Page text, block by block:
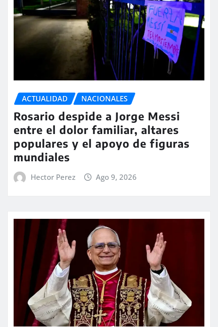
ACTUALIDAD NACIONALES
Rosario despide a Jorge Messi
entre el dolor familiar, altares
populares y el apoyo de figuras
mundiales
Hector Perez Ago 9, 2026